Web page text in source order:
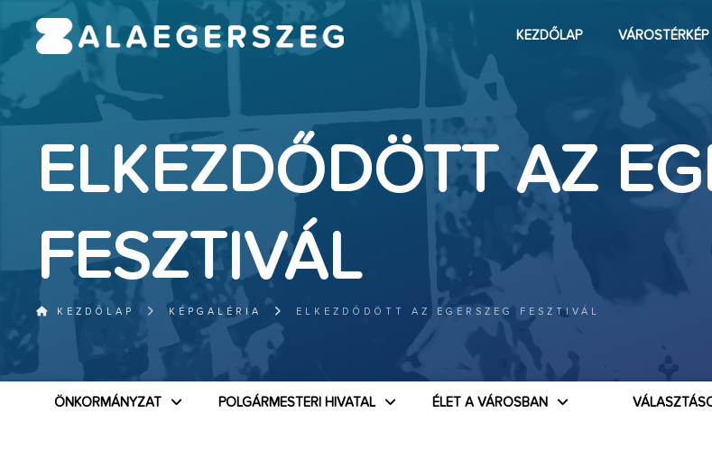
KEZDŐLAP VÁROSTÉRKÉP
ELKEZDŐDÖTT AZ
FESZTIVÁL
KEZDŐLAP KÉPGALÉRIA ELKEZDŐDÖTT AZ EGERSZEG FESZTIVÁL
ÖNKORMÁNYZAT POLGÁRMESTERI HIVATAL ÉLET A VÁROSBAN